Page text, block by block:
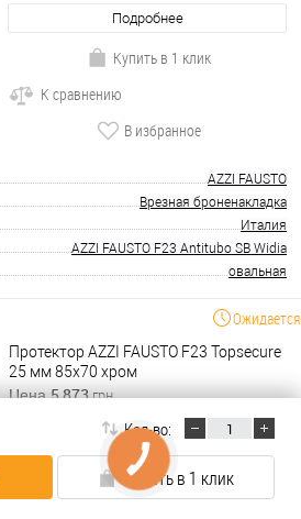
Кол-во:
Купить в 1 клик
Подробнее
Купить в 1 клик
К сравнению
В избранное
AZZI FAUSTO
Врезная броненакладка
Италия
AZZI FAUSTO F23 Antitubo SB Widia
овальная
Ожидается
Протектор AZZI FAUSTO F23 Topsecure
25 мм 85х70 хром
Цена5 873грн.
В корзину
Подробнее